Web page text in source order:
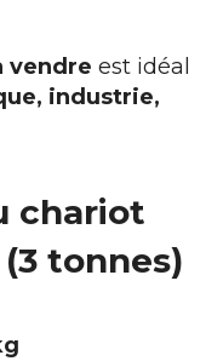
vendre est idéal
industrie,
chariot
tonnes)